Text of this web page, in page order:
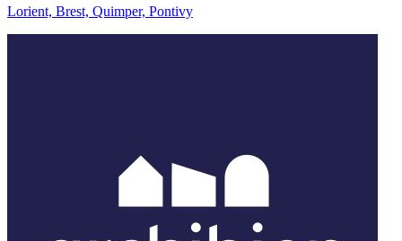
Lorient, Brest, Quimper, Pontivy